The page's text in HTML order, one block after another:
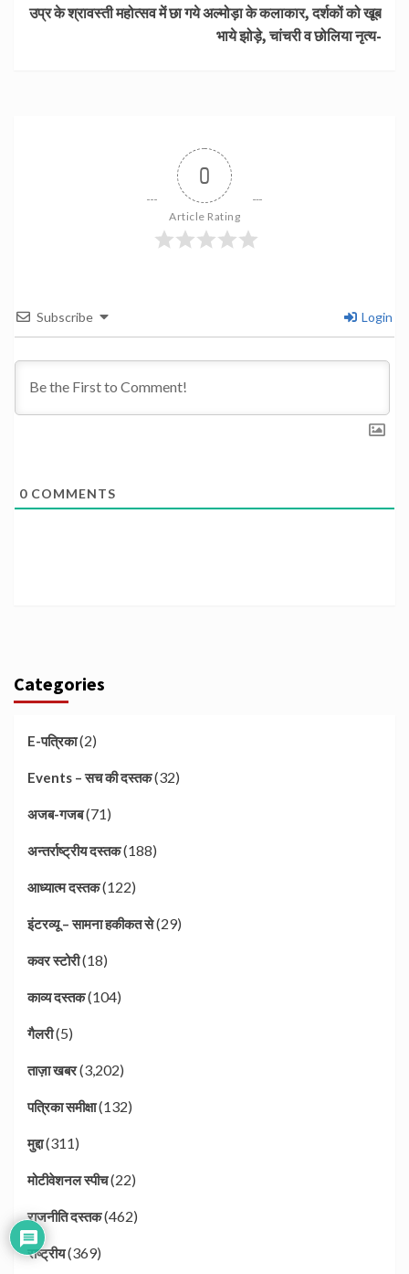
उप्र के श्रावस्ती महोत्सव में छा गये अल्मोड़ा के कलाकार, दर्शकों को खूब
भाये झोड़े, चांचरी व छोलिया नृत्य-
0
Article Rating
Subscribe Login
0 COMMENTS
Categories
E-पत्रिका(2)
Events – सच की दस्तक(32)
अजब-गजब(71)
अन्तर्राष्ट्रीय दस्तक(188)
आध्यात्म दस्तक(122)
इंटरव्यू – सामना हकीकत से(29)
कवर स्टोरी(18)
काव्य दस्तक(104)
गैलरी(5)
ताज़ा खबर(3,202)
पत्रिका समीक्षा(132)
मुद्दा(311)
मोटीवेशनल स्पीच(22)
राजनीति दस्तक(462)
राष्ट्रीय(369)